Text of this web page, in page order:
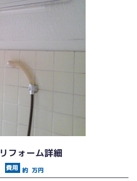
リフォーム詳細
約 万円